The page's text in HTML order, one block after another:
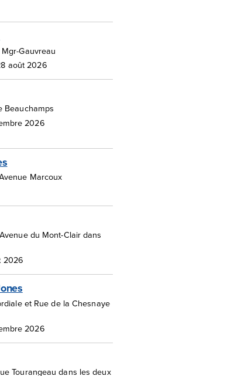
Gauvreau
août 2026
Beauchamps
2026
Marcoux
du Mont-Clair dans
2026
et Rue de la Chesnaye
2026
Tourangeau dans les deux